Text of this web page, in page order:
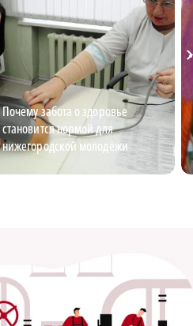
Почему забота о здоровье
становится нормой для
нижегородской молодёжи